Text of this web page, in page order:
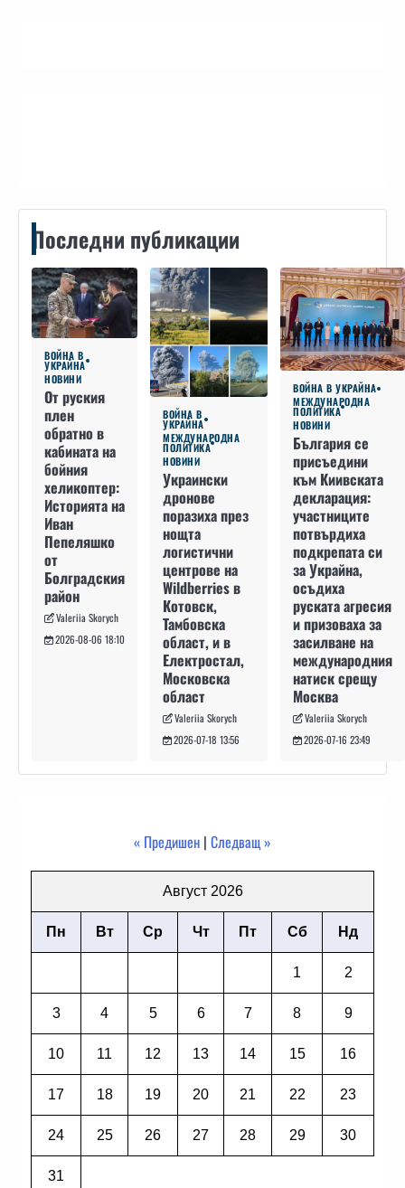
Последни публикации
ВОЙНА В
УКРАЙНА
НОВИНИ
От руския
плен
обратно в
кабината на
бойния
хеликоптер:
Историята на
Иван
Пепеляшко
от
Болградския
район
Valeriia Skorych
2026-08-06 18:10
ВОЙНА В
УКРАЙНА
МЕЖДУНАРОДНА
ПОЛИТИКА
НОВИНИ
Украински
дронове
поразиха през
нощта
логистични
центрове на
Wildberries в
Котовск,
Тамбовска
област, и в
Електростал,
Московска
област
Valeriia Skorych
2026-07-18 13:56
ВОЙНА В УКРАЙНА
МЕЖДУНАРОДНА
ПОЛИТИКА
НОВИНИ
България се
присъедини
към Киивската
декларация:
участниците
потвърдиха
подкрепата си
за Украйна,
осъдиха
руската агресия
и призоваха за
засилване на
международния
натиск срещу
Москва
Valeriia Skorych
2026-07-16 23:49
« Предишен | Следващ »
Август 2026
Пн Вт Ср Чт Пт Сб Нд
1 2
3 4 5 6 7 8 9
10 11 12 13 14 15 16
17 18 19 20 21 22 23
24 25 26 27 28 29 30
31